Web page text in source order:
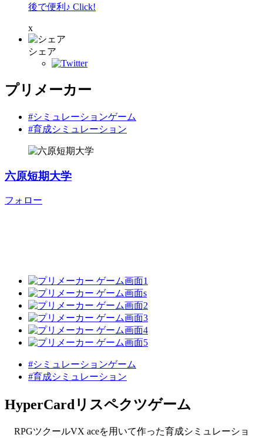
後で便利♪ Click!
x
シェア
プリメーカー
#シミュレーションゲーム
#育成シミュレーション
六原短期大学
フォロー
#シミュレーションゲーム
#育成シミュレーション
HyperCardリスペクツゲーム
RPGツクールVX aceを用いて作った育成シミュレーショ